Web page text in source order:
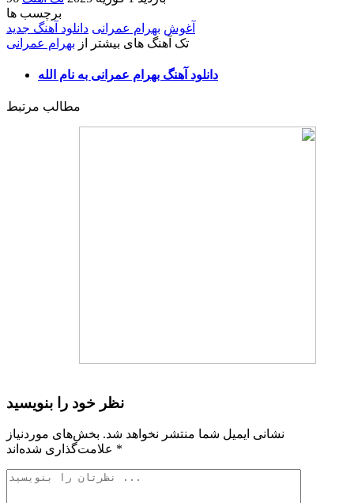
برچسب ها
آغوش بهرام عمرانی دانلود آهنگ جدید
تک آهنگ های بیشتر از بهرام عمرانی
دانلود آهنگ بهرام عمرانی به نام الله
مطالب مرتبط
نظر خود را بنویسید
نشانی ایمیل شما منتشر نخواهد شد. بخش‌های موردنیاز
*